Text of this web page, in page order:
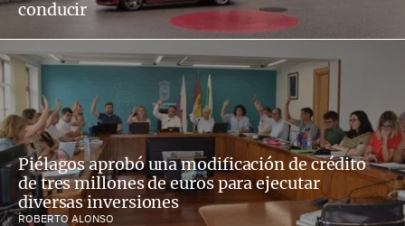
conducir
Piélagos aprobó una modificación de crédito
de tres millones de euros para ejecutar
diversas inversiones
ROBERTO ALONSO